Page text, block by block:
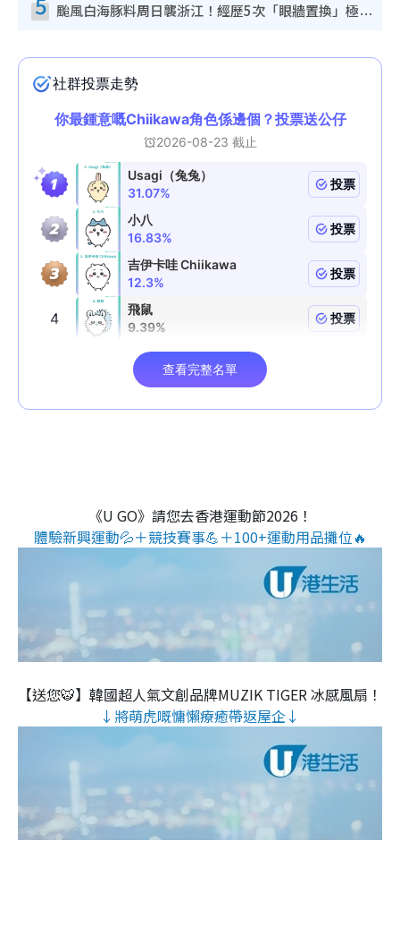
颱風白海豚料周日襲浙江！經歷5次「眼牆置換」極罕見 成登陸內地最長途颱風
《U GO》請您去香港運動節2026！
體驗新興運動💦＋競技賽事💪＋100+運動用品攤位🔥
【送您🐯】韓國超人氣文創品牌MUZIK TIGER 冰感風扇！
↓將萌虎嘅慵懶療癒帶返屋企↓